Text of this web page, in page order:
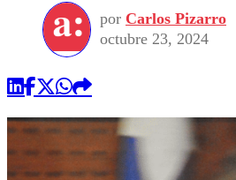
por Carlos Pizarro
octubre 23, 2024